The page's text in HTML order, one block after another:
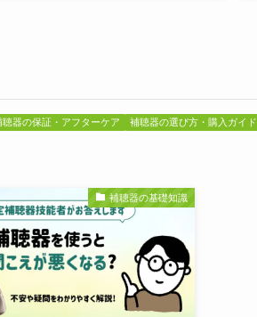
聴器の保証・アフターケア 補聴器の選び方・購入ガイド
補聴器の基礎知識